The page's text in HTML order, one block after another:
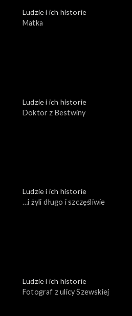
Ludzie i ich historie
Matka
Ludzie i ich historie
Doktor z Bestwiny
Ludzie i ich historie
…i żyli długo i szczęśliwie
Ludzie i ich historie
Fotograf z ulicy Szewskiej